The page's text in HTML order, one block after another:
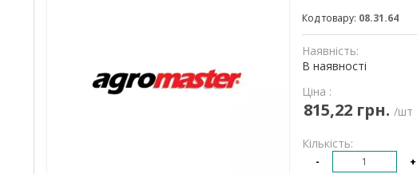
Код товару: 08.31.64
Наявність:
В наявності
Ціна :
815,22 грн. /шт
Кількість:
- +